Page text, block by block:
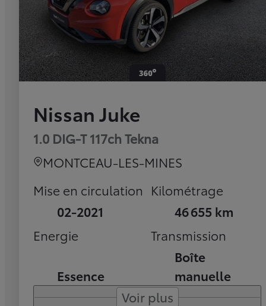
Nissan Juke
1.0 DIG-T 117ch Tekna
MONTCEAU-LES-MINES
Mise en circulation
02-2021
Kilométrage
46 655 km
Energie
Essence
Transmission
Boîte
manuelle
Voir plus